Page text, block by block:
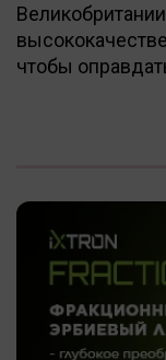
чтобы